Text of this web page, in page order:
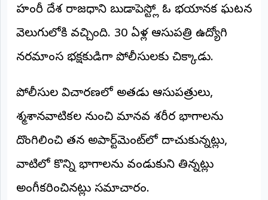
భక్తి
క్రీడలు
అంతర్జాతీయం
రిపోర్టర్స్
డెస్క్
DESK)
హంగేరీ దేశ రాజధాని బుడాపెస్ట్లో ఓ భయానక ఘటన
వెలుగులోకి వచ్చింది. 30 ఏళ్ల ఆసుపత్రి ఉద్యోగి
నరమాంస భక్షకుడిగా పోలీసులకు చిక్కాడు.
పోలీసుల విచారణలో అతడు ఆసుపత్రులు,
శ్మశానవాటికల నుంచి మానవ శరీర భాగాలను
దొంగిలించి తన అపార్ట్‌మెంట్‌లో దాచుకున్నట్లు,
వాటిలో కొన్ని భాగాలను వండుకుని తిన్నట్లు
అంగీకరించినట్లు సమాచారం.